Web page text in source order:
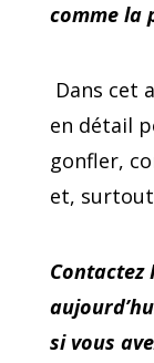
comme la
Dans cet
en détail
gonfler,
et,
Contactez
si vous